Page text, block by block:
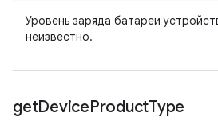
Уровень заряда батареи
неизвестно.
getDeviceProductType